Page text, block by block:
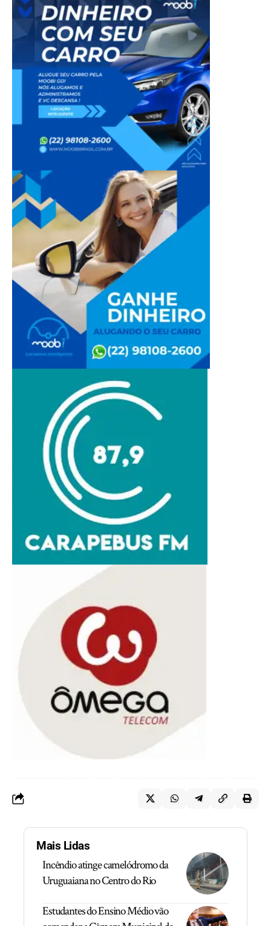
Mais Lidas
Incêndio atinge camelódromo da
Uruguaiana no Centro do Rio
Estudantes do Ensino Médio vão